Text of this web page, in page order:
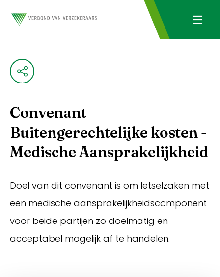
Convenant
Buitengerechtelijke kosten -
Medische Aansprakelijkheid
Doel van dit convenant is om letselzaken met
een medische aansprakelijkheidscomponent
voor beide partijen zo doelmatig en
acceptabel mogelijk af te handelen.